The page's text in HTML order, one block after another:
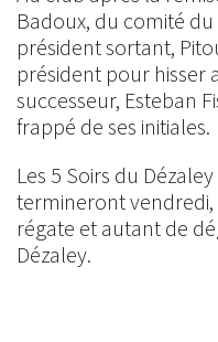
Badoux, du comité
président sortant,
président pour hisser
successeur, Esteban
frappé de ses initiales.
Les 5 Soirs du
termineront vendredi,
régate et autant de
Dézaley.